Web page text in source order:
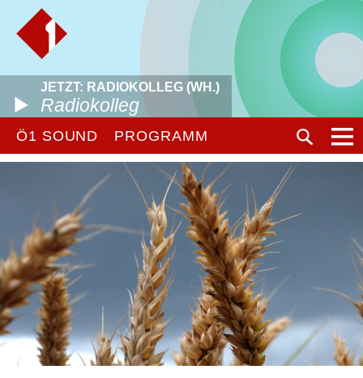
JETZT: RADIOKOLLEG (WH.)
Radiokolleg
Ö1 SOUND PROGRAMM